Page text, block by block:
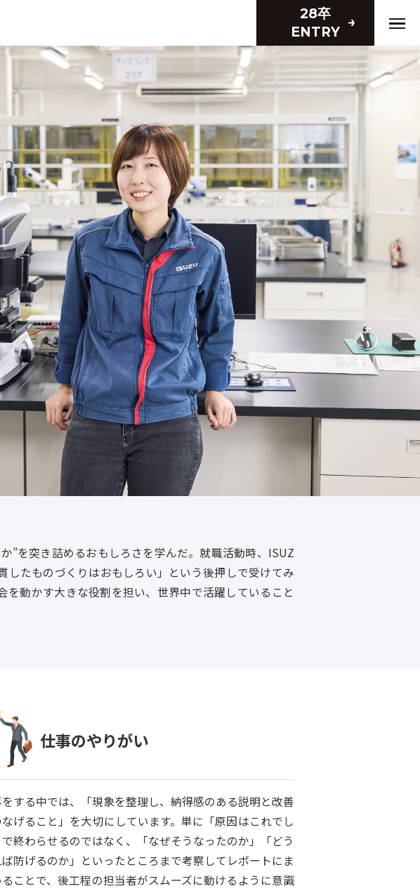
28卒
ENTRY
”を突き詰めるおもしろさを学んだ。就職活動時、ISUZ
たものづくりはおもしろい」という後押しで受けてみ
動かす大きな役割を担い、世界中で活躍していること
仕事のやりがい
する中では、「現象を整理し、納得感のある説明と改善
なげること」を大切にしています。単に「原因はこれでし
で終わらせるのではなく、「なぜそうなったのか」「どう
防げるのか」といったところまで考察してレポートにま
ることで、後工程の担当者がスムーズに動けるように意識